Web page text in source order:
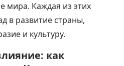
мира. Каждая из этих
в развитие страны,
и культуру.
как